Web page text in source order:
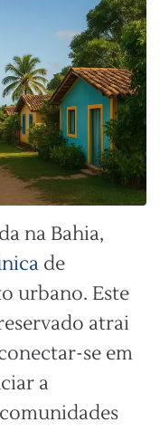
na Bahia,
de
urbano. Este
atrai
se em
a